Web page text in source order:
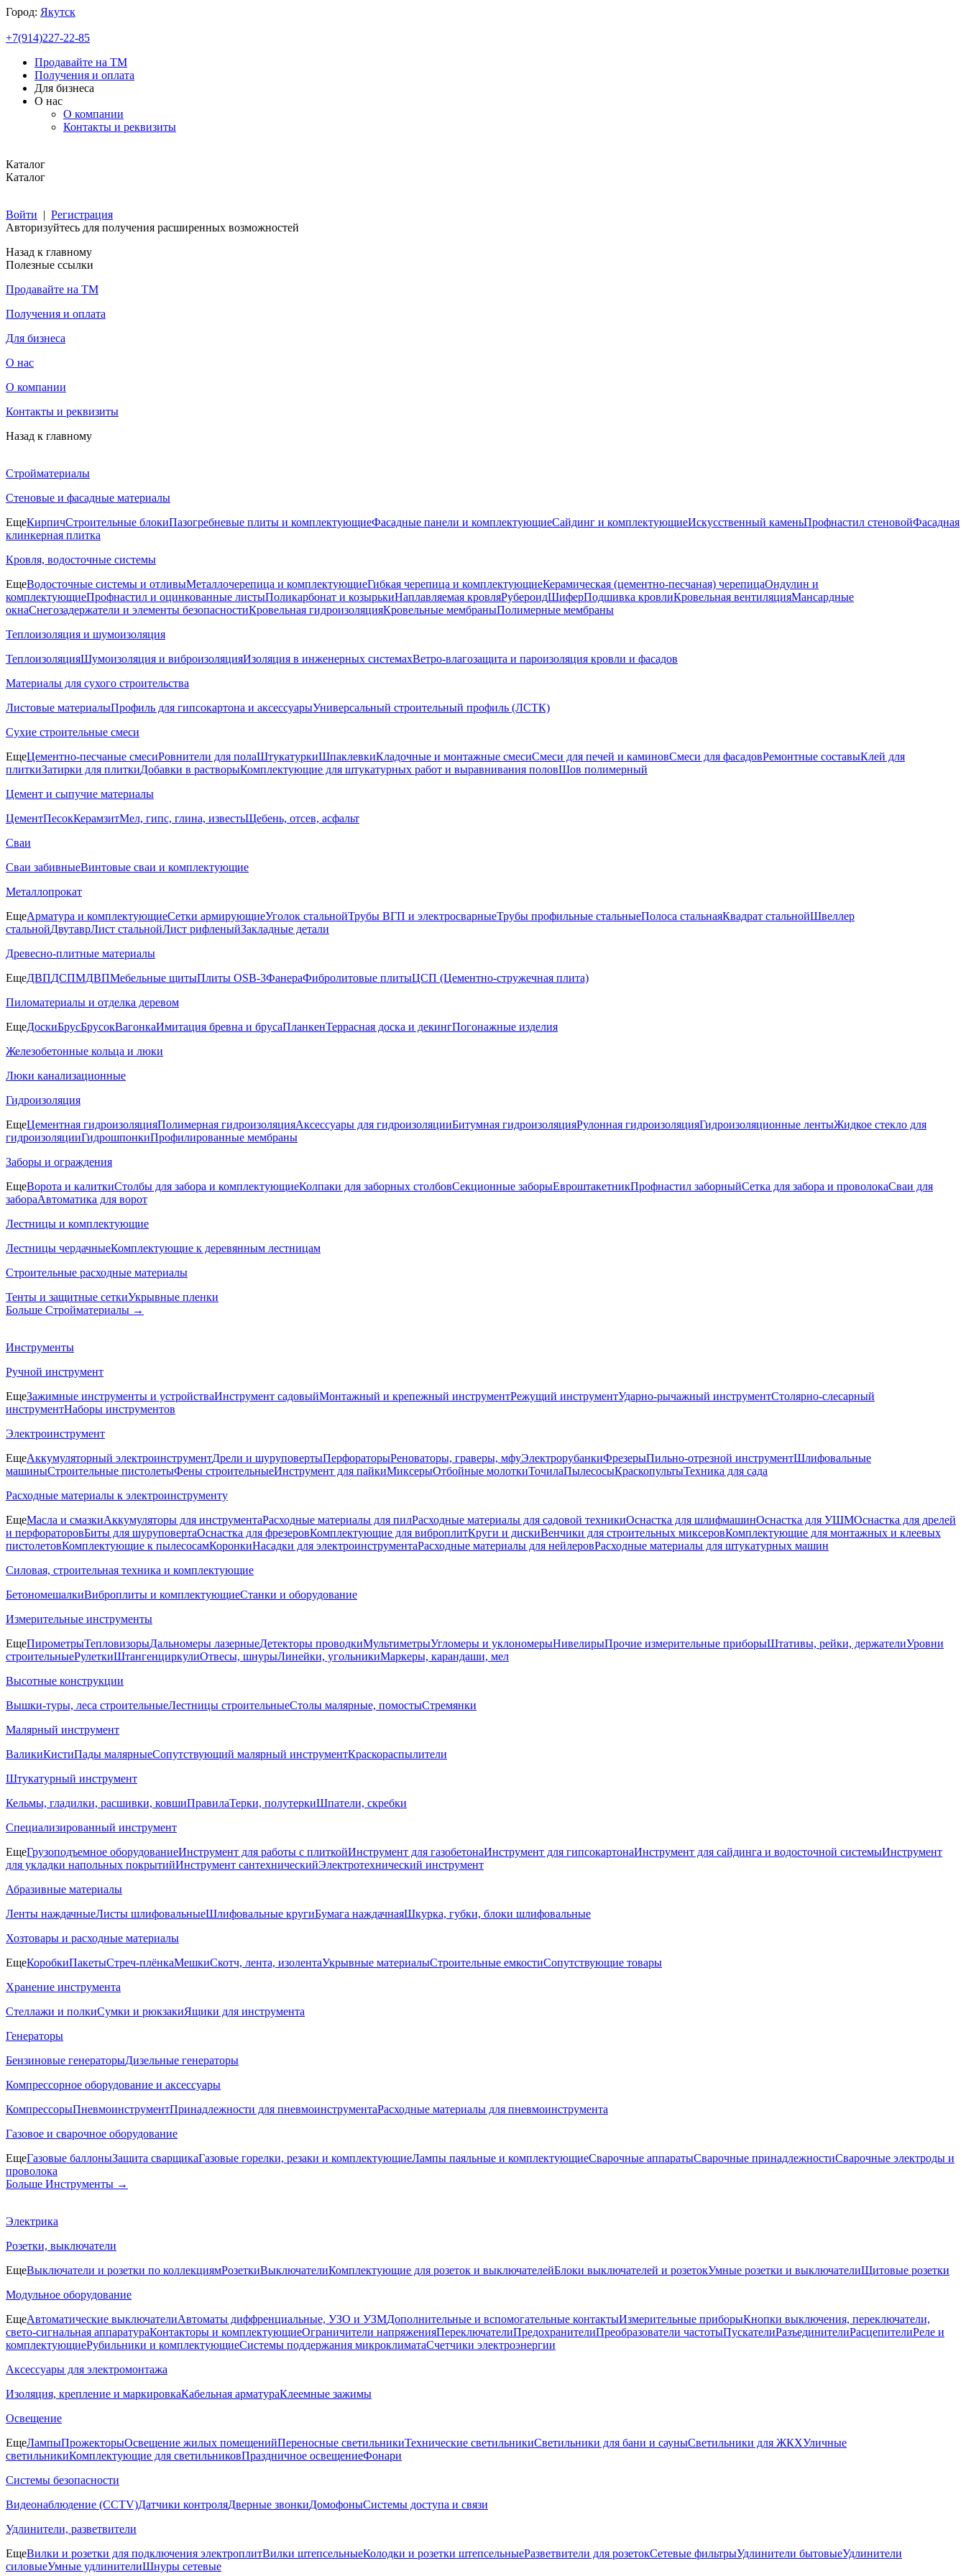
Город: Якутск
+7(914)227-22-85
Продавайте на ТМ
Получения и оплата
Для бизнеса
О нас
О компании
Контакты и реквизиты
Каталог
Каталог
Войти | Регистрация
Авторизуйтесь для получения расширенных возможностей
Назад к главному
Полезные ссылки
Продавайте на ТМ
Получения и оплата
Для бизнеса
О нас
О компании
Контакты и реквизиты
Назад к главному
Стройматериалы
Стеновые и фасадные материалы
ЕщеКирпичСтроительные блокиПазогребневые плиты и комплектующиеФасадные панели и комплектующиеСайдинг и комплектующиеИскусственный каменьПрофнастил стеновойФасадная
клинкерная плитка
Кровля, водосточные системы
ЕщеВодосточные системы и отливыМеталлочерепица и комплектующиеГибкая черепица и комплектующиеКерамическая (цементно-песчаная) черепицаОндулин и
комплектующиеПрофнастил и оцинкованные листыПоликарбонат и козырькиНаплавляемая кровляРубероидШиферПодшивка кровлиКровельная вентиляцияМансардные
окнаСнегозадержатели и элементы безопасностиКровельная гидроизоляцияКровельные мембраныПолимерные мембраны
Теплоизоляция и шумоизоляция
ТеплоизоляцияШумоизоляция и виброизоляцияИзоляция в инженерных системахВетро-влагозащита и пароизоляция кровли и фасадов
Материалы для сухого строительства
Листовые материалыПрофиль для гипсокартона и аксессуарыУниверсальный строительный профиль (ЛСТК)
Сухие строительные смеси
ЕщеЦементно-песчаные смесиРовнители для полаШтукатуркиШпаклевкиКладочные и монтажные смесиСмеси для печей и каминовСмеси для фасадовРемонтные составыКлей для
плиткиЗатирки для плиткиДобавки в растворыКомплектующие для штукатурных работ и выравнивания половШов полимерный
Цемент и сыпучие материалы
ЦементПесокКерамзитМел, гипс, глина, известьЩебень, отсев, асфальт
Сваи
Сваи забивныеВинтовые сваи и комплектующие
Металлопрокат
ЕщеАрматура и комплектующиеСетки армирующиеУголок стальнойТрубы ВГП и электросварныеТрубы профильные стальныеПолоса стальнаяКвадрат стальнойШвеллер
стальнойДвутаврЛист стальнойЛист рифленыйЗакладные детали
Древесно-плитные материалы
ЕщеДВПДСПМДВПМебельные щитыПлиты OSB-3ФанераФибролитовые плитыЦСП (Цементно-стружечная плита)
Пиломатериалы и отделка деревом
ЕщеДоскиБрусБрусокВагонкаИмитация бревна и брусаПланкенТеррасная доска и декингПогонажные изделия
Железобетонные кольца и люки
Люки канализационные
Гидроизоляция
ЕщеЦементная гидроизоляцияПолимерная гидроизоляцияАксессуары для гидроизоляцииБитумная гидроизоляцияРулонная гидроизоляцияГидроизоляционные лентыЖидкое стекло для
гидроизоляцииГидрошпонкиПрофилированные мембраны
Заборы и ограждения
ЕщеВорота и калиткиСтолбы для забора и комплектующиеКолпаки для заборных столбовСекционные заборыЕвроштакетникПрофнастил заборныйСетка для забора и проволокаСваи для
забораАвтоматика для ворот
Лестницы и комплектующие
Лестницы чердачныеКомплектующие к деревянным лестницам
Строительные расходные материалы
Тенты и защитные сеткиУкрывные пленки
Больше Стройматериалы →
Инструменты
Ручной инструмент
ЕщеЗажимные инструменты и устройстваИнструмент садовыйМонтажный и крепежный инструментРежущий инструментУдарно-рычажный инструментСтолярно-слесарный
инструментНаборы инструментов
Электроинструмент
ЕщеАккумуляторный электроинструментДрели и шуруповертыПерфораторыРеноваторы, граверы, мфуЭлектрорубанкиФрезерыПильно-отрезной инструментШлифовальные
машиныСтроительные пистолетыФены строительныеИнструмент для пайкиМиксерыОтбойные молоткиТочилаПылесосыКраскопультыТехника для сада
Расходные материалы к электроинструменту
ЕщеМасла и смазкиАккумуляторы для инструментаРасходные материалы для пилРасходные материалы для садовой техникиОснастка для шлифмашинОснастка для УШМОснастка для дрелей
и перфораторовБиты для шуруповертаОснастка для фрезеровКомплектующие для виброплитКруги и дискиВенчики для строительных миксеровКомплектующие для монтажных и клеевых
пистолетовКомплектующие к пылесосамКоронкиНасадки для электроинструментаРасходные материалы для нейлеровРасходные материалы для штукатурных машин
Силовая, строительная техника и комплектующие
БетономешалкиВиброплиты и комплектующиеСтанки и оборудование
Измерительные инструменты
ЕщеПирометрыТепловизорыДальномеры лазерныеДетекторы проводкиМультиметрыУгломеры и уклономерыНивелирыПрочие измерительные приборыШтативы, рейки, держателиУровни
строительныеРулеткиШтангенциркулиОтвесы, шнурыЛинейки, угольникиМаркеры, карандаши, мел
Высотные конструкции
Вышки-туры, леса строительныеЛестницы строительныеСтолы малярные, помостыСтремянки
Малярный инструмент
ВаликиКистиПады малярныеСопутствующий малярный инструментКраскораспылители
Штукатурный инструмент
Кельмы, гладилки, расшивки, ковшиПравилаТерки, полутеркиШпатели, скребки
Специализированный инструмент
ЕщеГрузоподъемное оборудованиеИнструмент для работы с плиткойИнструмент для газобетонаИнструмент для гипсокартонаИнструмент для сайдинга и водосточной системыИнструмент
для укладки напольных покрытийИнструмент сантехническийЭлектротехнический инструмент
Абразивные материалы
Ленты наждачныеЛисты шлифовальныеШлифовальные кругиБумага наждачнаяШкурка, губки, блоки шлифовальные
Хозтовары и расходные материалы
ЕщеКоробкиПакетыСтреч-плёнкаМешкиСкотч, лента, изолентаУкрывные материалыСтроительные емкостиСопутствующие товары
Хранение инструмента
Стеллажи и полкиСумки и рюкзакиЯщики для инструмента
Генераторы
Бензиновые генераторыДизельные генераторы
Компрессорное оборудование и аксессуары
КомпрессорыПневмоинструментПринадлежности для пневмоинструментаРасходные материалы для пневмоинструмента
Газовое и сварочное оборудование
ЕщеГазовые баллоныЗащита сварщикаГазовые горелки, резаки и комплектующиеЛампы паяльные и комплектующиеСварочные аппаратыСварочные принадлежностиСварочные электроды и
проволока
Больше Инструменты →
Электрика
Розетки, выключатели
ЕщеВыключатели и розетки по коллекциямРозеткиВыключателиКомплектующие для розеток и выключателейБлоки выключателей и розетокУмные розетки и выключателиЩитовые розетки
Модульное оборудование
ЕщеАвтоматические выключателиАвтоматы диффренциальные, УЗО и УЗМДополнительные и вспомогательные контактыИзмерительные приборыКнопки выключения, переключатели,
свето-сигнальная аппаратураКонтакторы и комплектующиеОграничители напряженияПереключателиПредохранителиПреобразователи частотыПускателиРазъединителиРасцепителиРеле и
комплектующиеРубильники и комплектующиеСистемы поддержания микроклиматаСчетчики электроэнергии
Аксессуары для электромонтажа
Изоляция, крепление и маркировкаКабельная арматураКлеемные зажимы
Освещение
ЕщеЛампыПрожекторыОсвещение жилых помещенийПереносные светильникиТехнические светильникиСветильники для бани и сауныСветильники для ЖКХУличные
светильникиКомплектующие для светильниковПраздничное освещениеФонари
Системы безопасности
Видеонаблюдение (CCTV)Датчики контроляДверные звонкиДомофоныСистемы доступа и связи
Удлинители, разветвители
ЕщеВилки и розетки для подключения электроплитВилки штепсельныеКолодки и розетки штепсельныеРазветвители для розетокСетевые фильтрыУдлинители бытовыеУдлинители
силовыеУмные удлинителиШнуры сетевые